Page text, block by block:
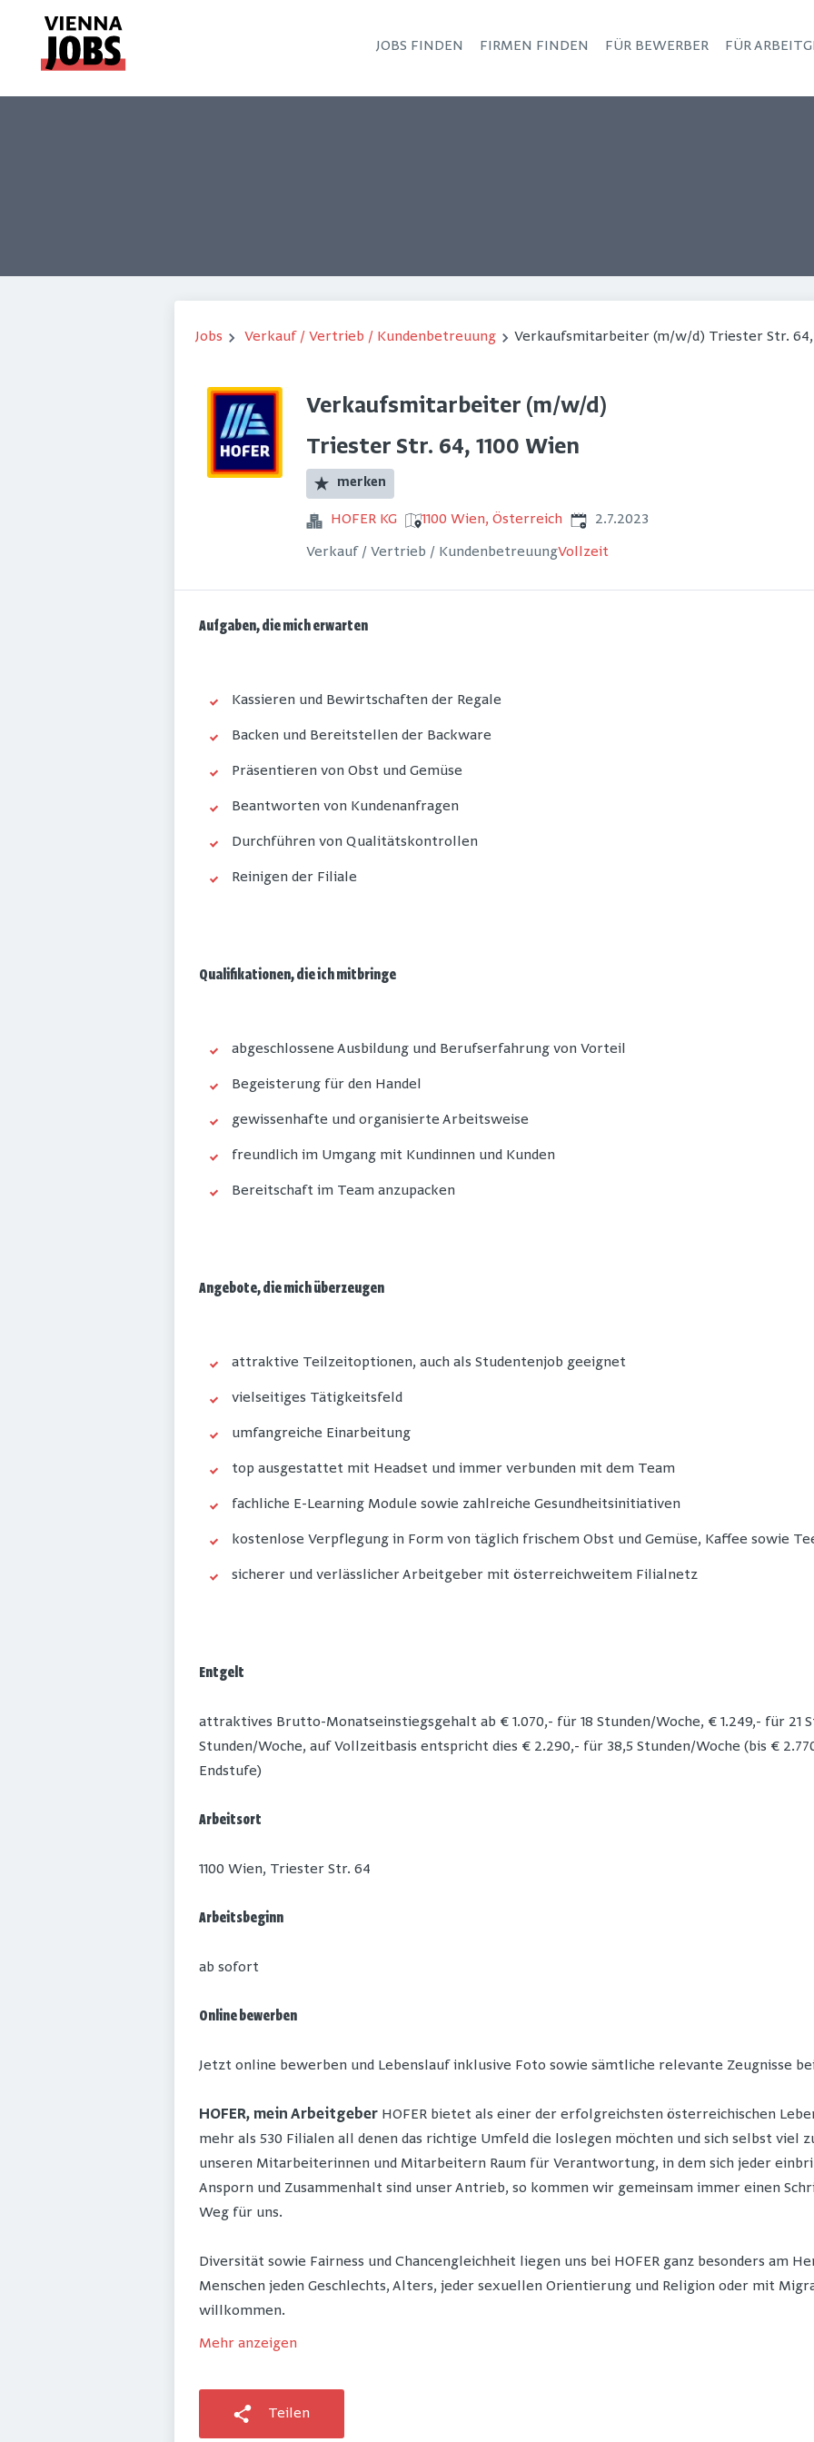
JOBS FINDEN FIRMEN FINDEN FÜR BEWERBER FÜR
Jobs Verkauf / Vertrieb / Kundenbetreuung Verkaufsmitarbeiter (m/w/d) Triester Str. 64,
Verkaufsmitarbeiter (m/w/d)
Triester Str. 64, 1100 Wien
merken
HOFER KG 1100 Wien, Österreich Veröffentlicht
2.7.2023
Verkauf / Vertrieb / KundenbetreuungVollzeit
Aufgaben, die mich erwarten
Kassieren und Bewirtschaften der Regale
Backen und Bereitstellen der Backware
Präsentieren von Obst und Gemüse
Beantworten von Kundenanfragen
Durchführen von Qualitätskontrollen
Reinigen der Filiale
Qualifikationen, die ich mitbringe
abgeschlossene Ausbildung und Berufserfahrung von Vorteil
Begeisterung für den Handel
gewissenhafte und organisierte Arbeitsweise
freundlich im Umgang mit Kundinnen und Kunden
Bereitschaft im Team anzupacken
Angebote, die mich überzeugen
attraktive Teilzeitoptionen, auch als Studentenjob geeignet
vielseitiges Tätigkeitsfeld
umfangreiche Einarbeitung
top ausgestattet mit Headset und immer verbunden mit dem Team
fachliche E-Learning Module sowie zahlreiche Gesundheitsinitiativen
kostenlose Verpflegung in Form von täglich frischem Obst und Gemüse, Kaffee sowie
sicherer und verlässlicher Arbeitgeber mit österreichweitem Filialnetz
Entgelt
attraktives Brutto-Monatseinstiegsgehalt ab € 1.070,- für 18 Stunden/Woche, € 1.249,- für 21
Stunden/Woche, auf Vollzeitbasis entspricht dies € 2.290,- für 38,5 Stunden/Woche (bis €
Endstufe)
Arbeitsort
1100 Wien, Triester Str. 64
Arbeitsbeginn
ab sofort
Online bewerben
Jetzt online bewerben und Lebenslauf inklusive Foto sowie sämtliche relevante Zeugnisse
HOFER, mein Arbeitgeber HOFER bietet als einer der erfolgreichsten österreichischen
mehr als 530 Filialen all denen das richtige Umfeld die loslegen möchten und sich selbst viel
unseren Mitarbeiterinnen und Mitarbeitern Raum für Verantwortung, in dem sich jeder
Ansporn und Zusammenhalt sind unser Antrieb, so kommen wir gemeinsam immer einen
Weg für uns.
Diversität sowie Fairness und Chancengleichheit liegen uns bei HOFER ganz besonders am
Menschen jeden Geschlechts, Alters, jeder sexuellen Orientierung und Religion oder mit
willkommen.
Mehr anzeigen
Teilen